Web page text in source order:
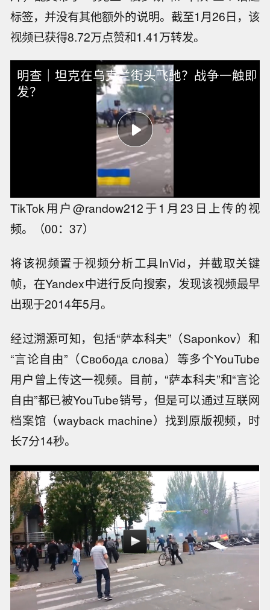
标签，并没有其他额外的说明。截至1月26日，该
视频已获得8.72万点赞和1.41万转发。
明查｜坦克在乌克兰街头飞驰？战争一触即
发？
TikTok用户@randow212于1月23日上传的视
频。（00：37）
将该视频置于视频分析工具InVid，并截取关键
帧，在Yandex中进行反向搜索，发现该视频最早
出现于2014年5月。
经过溯源可知，包括“萨本科夫”（Saponkov）和
“言论自由”（Свобода слова）等多个YouTube
用户曾上传这一视频。目前，“萨本科夫”和“言论
自由”都已被YouTube销号，但是可以通过互联网
档案馆（wayback machine）找到原版视频，时
长7分14秒。